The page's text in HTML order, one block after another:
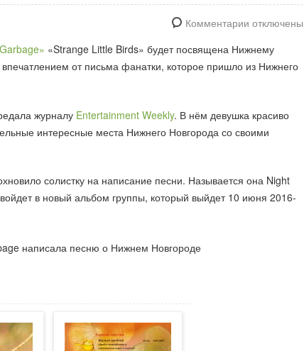
Комментарии отключены
«Strange Little Birds» будет посвящена Нижнему
от письма фанатки, которое пришло из Нижнего
журналу Entertainment Weekly. В нём девушка красиво
интересные места Нижнего Новгорода со своими
солистку на написание песни. Называется она Night
в новый альбом группы, который выйдет 10 июня 2016-